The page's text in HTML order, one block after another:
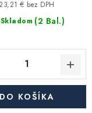
Skladom (2 Bal.)
23,21 € bez DPH
DO KOŠÍKA